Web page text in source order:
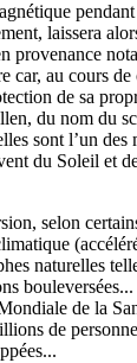
laissera
provenance
car, au cours
de sa
du nom du
sont l’un des
du Soleil et
selon
naturelles
bouleversées...
de la
de